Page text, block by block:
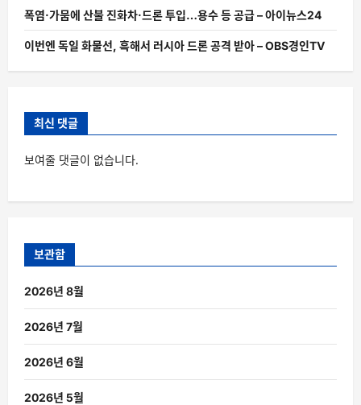
폭염·가뭄에 산불 진화차·드론 투입…용수 등 공급 – 아이뉴스24
이번엔 독일 화물선, 흑해서 러시아 드론 공격 받아 – OBS경인TV
최신 댓글
보여줄 댓글이 없습니다.
보관함
2026년 8월
2026년 7월
2026년 6월
2026년 5월